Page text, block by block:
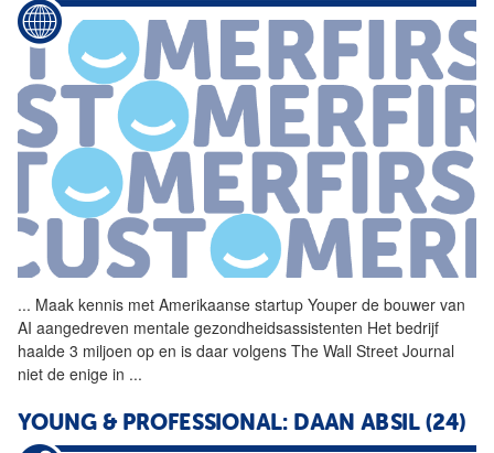
... Maak kennis met Amerikaanse startup Youper de bouwer van
AI aangedreven mentale gezondheidsassistenten Het bedrijf
haalde 3 miljoen op en is daar volgens The Wall Street Journal
niet de enige in ...
YOUNG & PROFESSIONAL: DAAN ABSIL (24)